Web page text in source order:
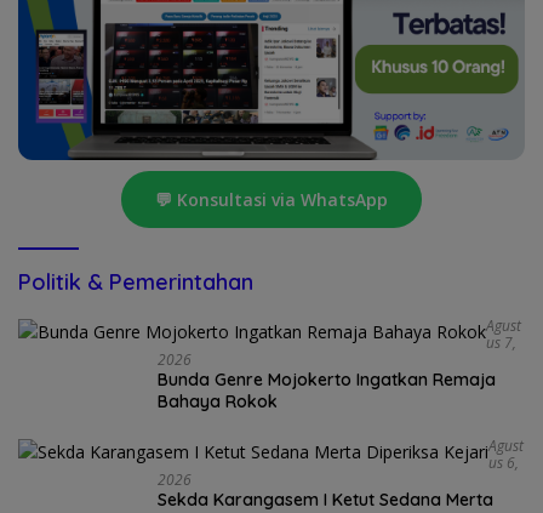
💬 Konsultasi via WhatsApp
Politik & Pemerintahan
Agust
Us 7,
2026
Bunda Genre Mojokerto Ingatkan Remaja
Bahaya Rokok
Agust
Us 6,
2026
Sekda Karangasem I Ketut Sedana Merta